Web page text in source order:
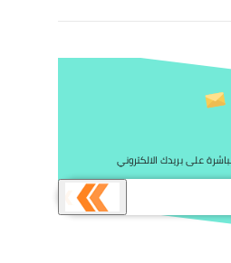
على بريدك الالكتروني